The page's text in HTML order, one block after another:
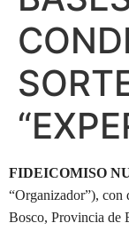
FIDEICOMISO
“Organizador”), con
Bosco, Provincia de